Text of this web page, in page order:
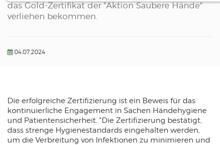
das Gold-Zertifikat der "Aktion Saubere Hände"
verliehen bekommen.
04.07.2024
Die erfolgreiche Zertifizierung ist ein Beweis für das
kontinuierliche Engagement in Sachen Händehygiene
und Patientensicherheit. "Die Zertifizierung bestätigt,
dass strenge Hygienestandards eingehalten werden,
um die Verbreitung von Infektionen zu minimieren und
Notwendige Cookies ermöglichen
erforderlich.
cookie_consent
Zweck:
Dieser Cookie speichert die ausgewählten Einverständnis-Optionen des
Benutzers
Cookie Laufzeit: